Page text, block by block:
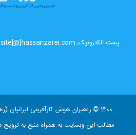
پست الکترونیک: site[@]hassanzarei.com
1400 © راهبران هوش کارآفرینی ایرانیان
مطالب این وبسایت به همراه منبع به ترویج